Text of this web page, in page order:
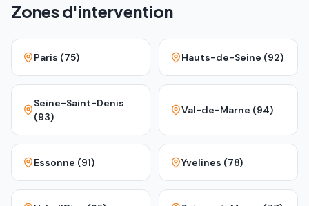
Zones d'intervention
Paris (75) Hauts-de-Seine (92)
Seine-Saint-Denis
(93)
Val-de-Marne (94)
Essonne (91) Yvelines (78)